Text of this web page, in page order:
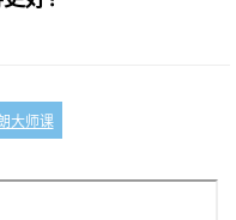
大师课